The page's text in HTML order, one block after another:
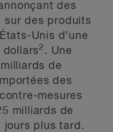
des
sur des produits
Unis d’une
dollars2 . Une
de
des
mesures
milliards de
jours plus tard.